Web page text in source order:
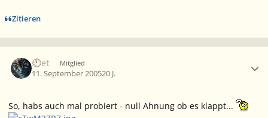
Zitieren
Aset Mitglied
11. September 200520 J.
So, habs auch mal probiert - null Ahnung ob es klappt...